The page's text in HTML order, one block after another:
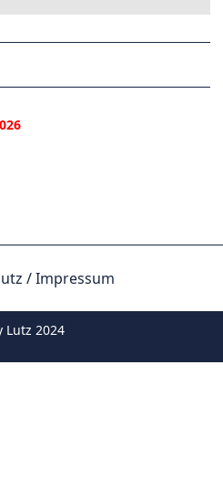
/ Impressum
Lutz 2024